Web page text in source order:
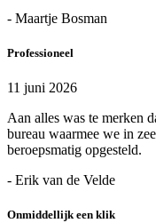
- Maartje Bosman
Professioneel
11 juni 2026
Aan alles was te merken
bureau waarmee we in
beroepsmatig opgesteld.
- Erik van de Velde
Onmiddellijk een klik